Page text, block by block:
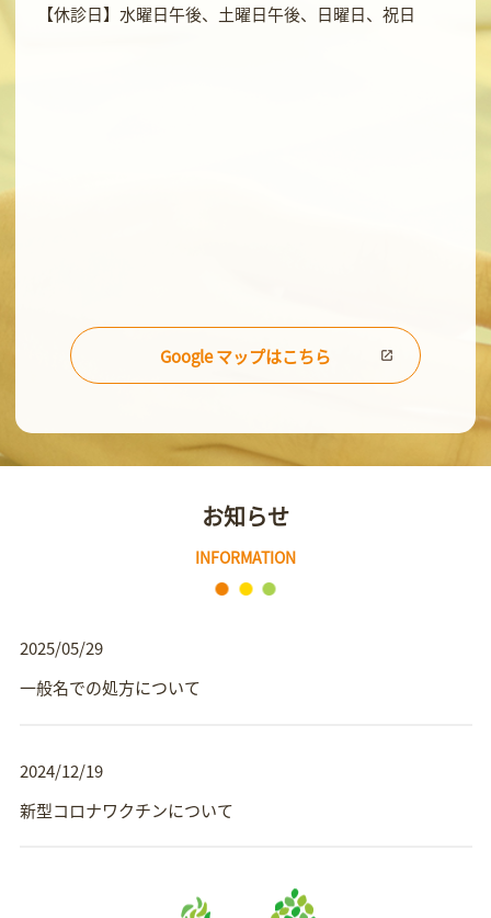
【休診日】水曜日午後、土曜日午後、日曜日、祝日
Google マップはこちら
お知らせ
INFORMATION
2025/05/29
一般名での処方について
2024/12/19
新型コロナワクチンについて